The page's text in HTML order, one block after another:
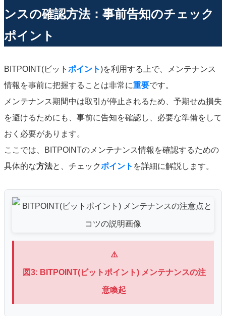
ンスの確認方法：事前告知のチェック
ポイント
BITPOINT(ビット ポイント)を利用する上で、メンテナンス
情報を事前に把握することは非常に重要です。
メンテナンス期間中は取引が停止されるため、予期せぬ損失
を避けるためにも、事前に告知を確認し、必要な準備をして
おく必要があります。
ここでは、BITPOINTのメンテナンス情報を確認するための
具体的な方法と、チェックポイント を詳細に解説します。
⚠️
図3: BITPOINT(ビットポイント) メンテナンスの注
意喚起